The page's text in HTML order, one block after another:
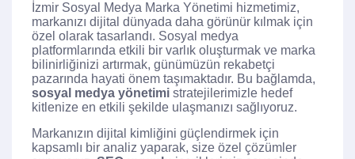
İzmir Sosyal Medya Marka Yönetimi hizmetimiz,
markanızı dijital dünyada daha görünür kılmak için
özel olarak tasarlandı. Sosyal medya
platformlarında etkili bir varlık oluşturmak ve marka
bilinirliğinizi artırmak, günümüzün rekabetçi
pazarında hayati önem taşımaktadır. Bu bağlamda,
sosyal medya yönetimi stratejilerimizle hedef
kitlenize en etkili şekilde ulaşmanızı sağlıyoruz.
Markanızın dijital kimliğini güçlendirmek için
kapsamlı bir analiz yaparak, size özel çözümler